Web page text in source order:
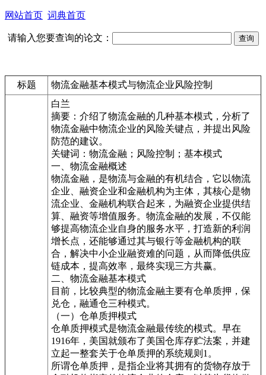
网站首页 词典首页
请输入您要查询的论文：
标题 物流金融基本模式与物流企业风险控制
白兰
摘要：介绍了物流金融的几种基本模式，分析了
物流金融中物流企业的风险关键点，并提出风险
防范的建议。
关键词：物流金融；风险控制；基本模式
一、物流金融概述
物流金融，是物流与金融的有机结合，它以物流
企业、融资企业和金融机构为主体，其核心是物
流企业、金融机构联合起来，为融资企业提供结
算、融资等增值服务。物流金融的发展，不仅能
够提高物流企业自身的服务水平，打造新的利润
增长点，还能够通过其与银行等金融机构的联
合，解决中小企业融资难的问题，从而降低供应
链成本，提高效率，最终实现三方共赢。
二、物流金融基本模式
目前，比较典型的物流金融主要有仓单质押，保
兑仓，融通仓三种模式。
（一）仓单质押模式
仓单质押模式是物流金融最传统的模式。早在
1916年，美国就颁布了美国仓库存贮法案，并建
立起一整套关于仓单质押的系统规则1。
所谓仓单质押，是指企业将其拥有的货物存放于